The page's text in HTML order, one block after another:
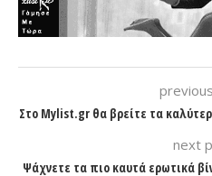
Στο Mylist.gr θα βρείτε τα
next
Ψάχνετε τα πιο καυτά ερωτικά